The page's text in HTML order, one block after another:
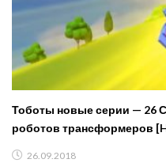
Тоботы новые серии — 26
роботов трансформеров
26.09.2018